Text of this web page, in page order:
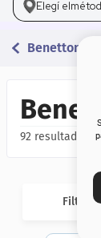
Elegí el
Benetton
92
Filtros
corrector
base